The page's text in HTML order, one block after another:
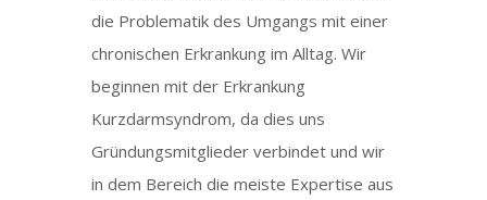
die Problematik des Umgangs mit einer
chronischen Erkrankung im Alltag. Wir
beginnen mit der Erkrankung
Kurzdarmsyndrom, da dies uns
Gründungsmitglieder verbindet und wir
in dem Bereich die meiste Expertise aus